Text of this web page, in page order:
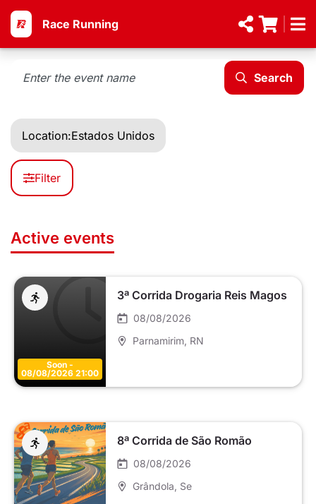
Race Running
Search
Location:Estados Unidos
Filter
Active events
Soon -
08/08/2026 21:00
3ª Corrida Drogaria Reis Magos
08/08/2026
Parnamirim , RN
8ª Corrida de São Romão
08/08/2026
Grândola , Se